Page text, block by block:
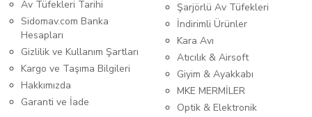
Av Tüfekleri Tarihi
Sidomav.com Banka
Hesapları
Gizlilik ve Kullanım Şartları
Kargo ve Taşıma Bilgileri
Hakkımızda
Garanti ve İade
Şarjörlü Av Tüfekleri
İndirimli Ürünler
Kara Avı
Atıcılık & Airsoft
Giyim & Ayakkabı
MKE MERMİLER
Optik & Elektronik